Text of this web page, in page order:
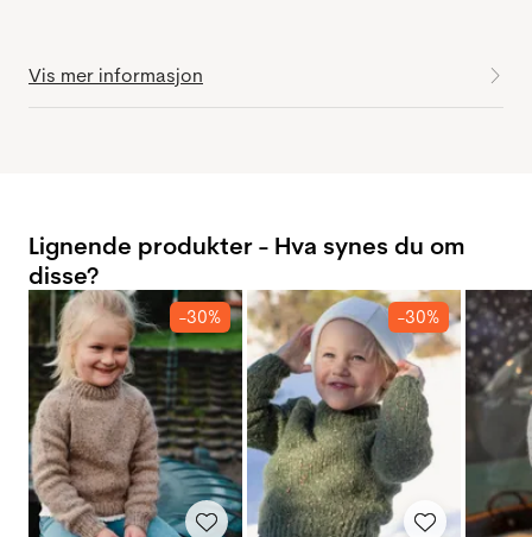
Vis mer informasjon
Lignende produkter - Hva synes du om
disse?
-30% -30%